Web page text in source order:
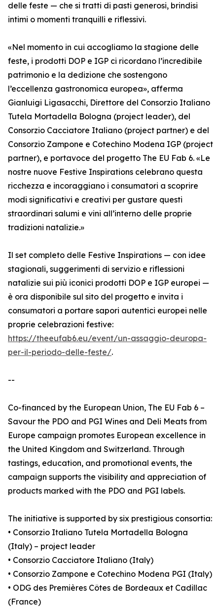
delle feste — che si tratti di pasti generosi, brindisi
intimi o momenti tranquilli e riflessivi.
«Nel momento in cui accogliamo la stagione delle
feste, i prodotti DOP e IGP ci ricordano l’incredibile
patrimonio e la dedizione che sostengono
l’eccellenza gastronomica europea», afferma
Gianluigi Ligasacchi, Direttore del Consorzio Italiano
Tutela Mortadella Bologna (project leader), del
Consorzio Cacciatore Italiano (project partner) e del
Consorzio Zampone e Cotechino Modena IGP (project
partner), e portavoce del progetto The EU Fab 6. «Le
nostre nuove Festive Inspirations celebrano questa
ricchezza e incoraggiano i consumatori a scoprire
modi significativi e creativi per gustare questi
straordinari salumi e vini all’interno delle proprie
tradizioni natalizie.»
Il set completo delle Festive Inspirations — con idee
stagionali, suggerimenti di servizio e riflessioni
natalizie sui più iconici prodotti DOP e IGP europei —
è ora disponibile sul sito del progetto e invita i
consumatori a portare sapori autentici europei nelle
proprie celebrazioni festive:
https://theeufab6.eu/event/un-assaggio-deuropa-
per-il-periodo-delle-feste/.
--
Co-financed by the European Union, The EU Fab 6 –
Savour the PDO and PGI Wines and Deli Meats from
Europe campaign promotes European excellence in
the United Kingdom and Switzerland. Through
tastings, education, and promotional events, the
campaign supports the visibility and appreciation of
products marked with the PDO and PGI labels.
The initiative is supported by six prestigious consortia:
• Consorzio Italiano Tutela Mortadella Bologna
(Italy) – project leader
• Consorzio Cacciatore Italiano (Italy)
• Consorzio Zampone e Cotechino Modena PGI (Italy)
• ODG des Premières Côtes de Bordeaux et Cadillac
(France)